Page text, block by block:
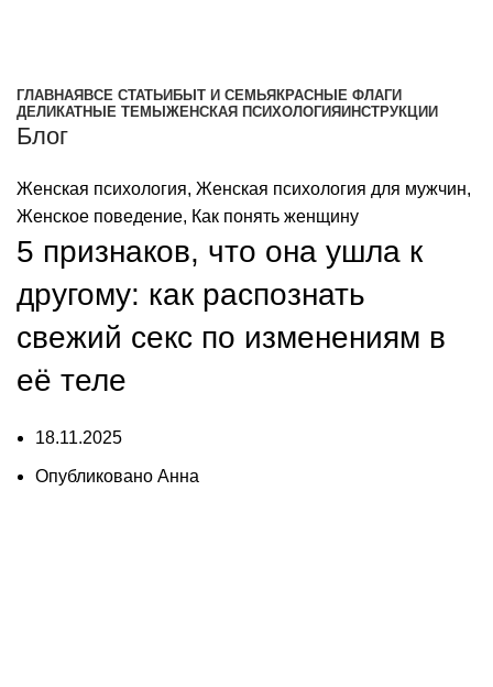
ГЛАВНАЯ ВСЕ СТАТЬИ БЫТ И СЕМЬЯ КРАСНЫЕ ФЛАГИ
ДЕЛИКАТНЫЕ ТЕМЫ ЖЕНСКАЯ ПСИХОЛОГИЯ ИНСТРУКЦИИ
Блог
Женская психология, Женская психология для мужчин,
Женское поведение, Как понять женщину
5 признаков, что она ушла к
другому: как распознать
свежий секс по изменениям в
её теле
18.11.2025
Опубликовано Анна